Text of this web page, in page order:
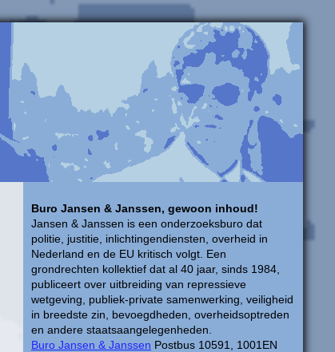
Buro Jansen & Janssen, gewoon inhoud!
Jansen & Janssen is een onderzoeksburo dat
politie, justitie, inlichtingendiensten, overheid in
Nederland en de EU kritisch volgt. Een
grondrechten kollektief dat al 40 jaar, sinds 1984,
publiceert over uitbreiding van repressieve
wetgeving, publiek-private samenwerking, veiligheid
in breedste zin, bevoegdheden, overheidsoptreden
en andere staatsaangelegenheden.
Buro Jansen & Janssen Postbus 10591, 1001EN